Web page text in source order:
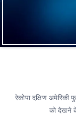
रेकोपा दक्षिण
को देखने